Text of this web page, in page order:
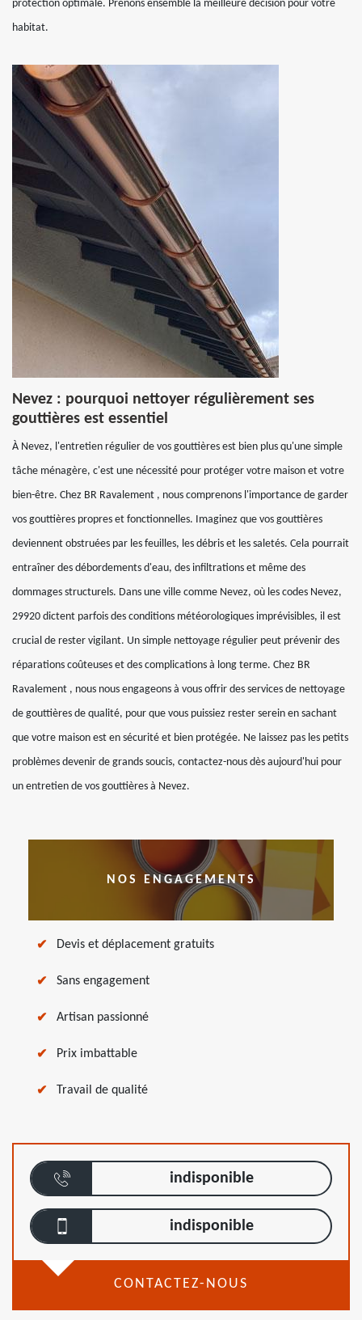
protection optimale. Prenons ensemble la meilleure décision pour votre
habitat.
Nevez : pourquoi nettoyer régulièrement ses
gouttières est essentiel
À Nevez, l'entretien régulier de vos gouttières est bien plus qu'une simple
tâche ménagère, c'est une nécessité pour protéger votre maison et votre
bien-être. Chez BR Ravalement , nous comprenons l'importance de garder
vos gouttières propres et fonctionnelles. Imaginez que vos gouttières
deviennent obstruées par les feuilles, les débris et les saletés. Cela pourrait
entraîner des débordements d'eau, des infiltrations et même des
dommages structurels. Dans une ville comme Nevez, où les codes Nevez,
29920 dictent parfois des conditions météorologiques imprévisibles, il est
crucial de rester vigilant. Un simple nettoyage régulier peut prévenir des
réparations coûteuses et des complications à long terme. Chez BR
Ravalement , nous nous engageons à vous offrir des services de nettoyage
de gouttières de qualité, pour que vous puissiez rester serein en sachant
que votre maison est en sécurité et bien protégée. Ne laissez pas les petits
problèmes devenir de grands soucis, contactez-nous dès aujourd'hui pour
un entretien de vos gouttières à Nevez.
NOS ENGAGEMENTS
Devis et déplacement gratuits
Sans engagement
Artisan passionné
Prix imbattable
Travail de qualité
indisponible
indisponible
CONTACTEZ-NOUS